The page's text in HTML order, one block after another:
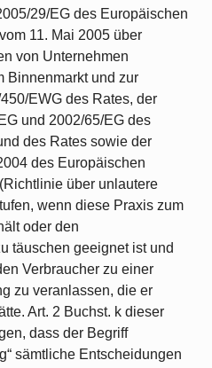
29/EG des Europäischen
11. Mai 2005 über
von Unternehmen
Binnenmarkt und zur
EWG des Rates, der
und 2002/65/EG des
des Rates sowie der
des Europäischen
über unlautere
wenn diese Praxis zum
oder den
täuschen geeignet ist und
Verbraucher zu einer
zu veranlassen, die er
Art. 2 Buchst. k dieser
dass der Begriff
sämtliche Entscheidungen